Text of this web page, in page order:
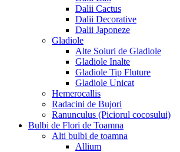
Dalii Cactus
Dalii Decorative
Dalii Japoneze
Gladiole
Alte Soiuri de Gladiole
Gladiole Inalte
Gladiole Tip Fluture
Gladiole Unicat
Hemerocallis
Radacini de Bujori
Ranunculus (Piciorul cocosului)
Bulbi de Flori de Toamna
Alti bulbi de toamna
Allium